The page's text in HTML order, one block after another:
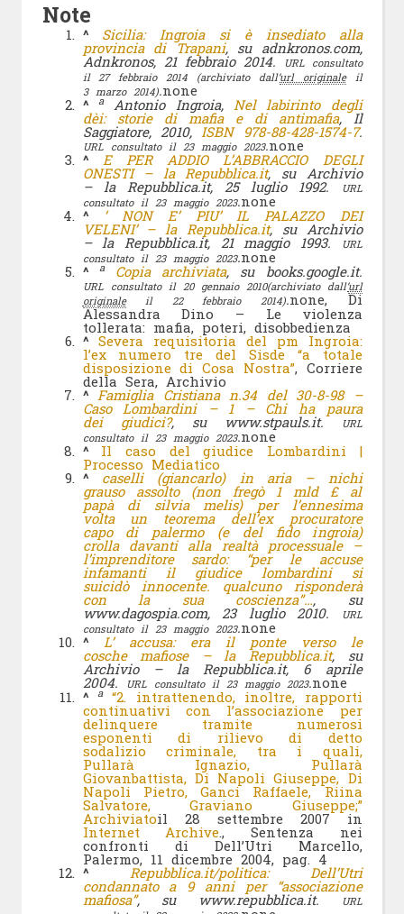
Note
^ Sicilia: Ingroia si è insediato alla
provincia di Trapani, su adnkronos.com,
Adnkronos, 21 febbraio 2014.
URL consultato
il 27 febbraio 2014
(archiviato dall’url originaleil
3 marzo 2014).none
^
a Antonio Ingroia, Nel labirinto degli
dèi: storie di mafia e di antimafia, Il
Saggiatore, 2010,ISBN 978-88-428-1574-7.
URL consultato il 23 maggio 2023.none
^
E PER ADDIO L’ABBRACCIO DEGLI
ONESTI – la Repubblica.it, su Archivio
– la Repubblica.it, 25 luglio 1992.
URL
consultato il 23 maggio 2023.none
^
‘ NON E’ PIU’ IL PALAZZO DEI
VELENI’ – la Repubblica.it, su Archivio
– la Repubblica.it, 21 maggio 1993.
URL
consultato il 23 maggio 2023.none
^
a Copia archiviata, su books.google.it.
URL consultato il 20 gennaio 2010(archiviato dall’url
originaleil 22 febbraio 2014).none, Di
Alessandra Dino – Le violenza
tollerata: mafia, poteri, disobbedienza
^ Severa requisitoria del pm Ingroia:
l’ex numero tre del Sisde “a totale
disposizione di Cosa Nostra”, Corriere
della Sera, Archivio
^ Famiglia Cristiana n.34 del 30-8-98 –
Caso Lombardini – 1 – Chi ha paura
dei giudici?, su www.stpauls.it.
URL
consultato il 23 maggio 2023.none
^
Il caso del giudice Lombardini |
Processo Mediatico
^ caselli (giancarlo) in aria – nichi
grauso assolto (non fregò 1 mld £ al
papà di silvia melis) per l’ennesima
volta un teorema dell’ex procuratore
capo di palermo (e del fido ingroia)
crolla davanti alla realtà processuale –
l’imprenditore sardo: “per le accuse
infamanti il giudice lombardini si
suicidò innocente. qualcuno risponderà
con la sua coscienza”…, su
www.dagospia.com, 23 luglio 2010.
URL
consultato il 23 maggio 2023.none
^
L’ accusa: era il ponte verso le
cosche mafiose – la Repubblica.it, su
Archivio – la Repubblica.it, 6 aprile
2004. URL consultato il 23 maggio 2023.none
^
a “2. intrattenendo, inoltre, rapporti
continuativi con l’associazione per
delinquere tramite numerosi
esponenti di rilievo di detto
sodalizio criminale, tra i quali,
Pullarà Ignazio, Pullarà
Giovanbattista, Di Napoli Giuseppe, Di
Napoli Pietro, Ganci Raffaele, Riina
Salvatore, Graviano Giuseppe;”
Archiviatoil 28 settembre 2007 in
Internet Archive., Sentenza nei
confronti di Dell’Utri Marcello,
Palermo, 11 dicembre 2004, pag. 4
^ Repubblica.it/politica: Dell’Utri
condannato a 9 anni per “associazione
mafiosa”, su www.repubblica.it.
URL